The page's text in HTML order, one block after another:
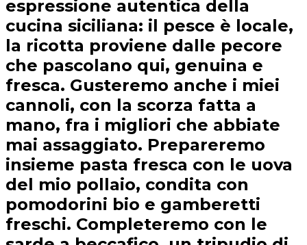
espressione autentica della
cucina siciliana: il pesce è locale,
la ricotta proviene dalle pecore
che pascolano qui, genuina e
fresca. Gusteremo anche i miei
cannoli, con la scorza fatta a
mano, fra i migliori che abbiate
mai assaggiato. Prepareremo
insieme pasta fresca con le uova
del mio pollaio, condita con
pomodorini bio e gamberetti
freschi. Completeremo con le